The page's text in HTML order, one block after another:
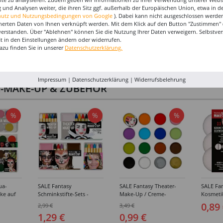
MAKE-UP & ZUBEHÖR
%
auf
%
SALE Fantasy
Schminkstifte-Sets -
Ausführungen
2,99 €
1,29 €
%
SALE Fantasy Theater-
Make-Up / Creme-
25g - Verschiedene
Karnevalsfarben
3,49 €
0,99 €
SALE
0,89
und Analysen weiter, die ihren Sitz ggf. außerhalb der Europäischen Union, etwa in
und Nutzungsbedingungen von Google ). Dabei kann nicht ausgeschlossen
Daten von Ihnen verknüpft werden. Mit dem Klick auf den Button "Zustimmen"
Über "Ablehnen" können Sie die Nutzung Ihrer Daten verweigern.
in den Einstellungen ändern oder widerrufen.
finden Sie in unserer Datenschutzerklärung.
Impressum| Datenschutzerklärung| Widerrufsbelehrung